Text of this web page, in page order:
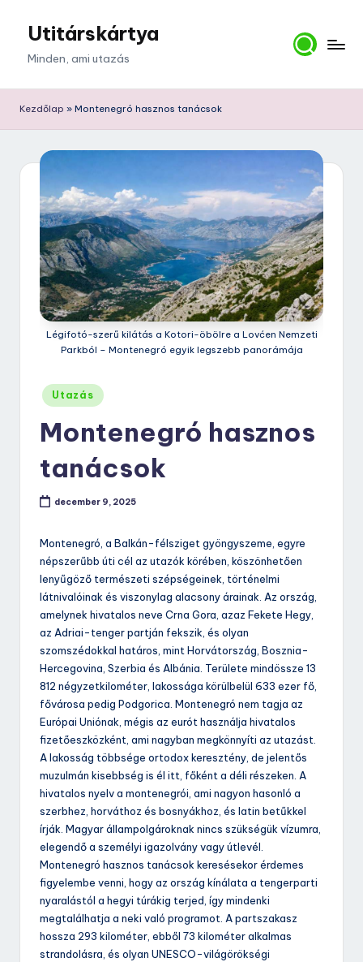
Utitárskártya
Minden, ami utazás
Kezdőlap » Montenegró hasznos tanácsok
Légifotó-szerű kilátás a Kotori-öbölre a Lovćen Nemzeti
Parkból – Montenegró egyik legszebb panorámája
Posted
in
Utazás
Montenegró hasznos
tanácsok
december 9, 2025
Montenegró, a Balkán-félsziget gyöngyszeme, egyre
népszerűbb úti cél az utazók körében, köszönhetően
lenyűgöző természeti szépségeinek, történelmi
látnivalóinak és viszonylag alacsony árainak. Az ország,
amelynek hivatalos neve Crna Gora, azaz Fekete Hegy,
az Adriai-tenger partján fekszik, és olyan
szomszédokkal határos, mint Horvátország, Bosznia-
Hercegovina, Szerbia és Albánia. Területe mindössze 13
812 négyzetkilométer, lakossága körülbelül 633 ezer fő,
fővárosa pedig Podgorica. Montenegró nem tagja az
Európai Uniónak, mégis az eurót használja hivatalos
fizetőeszközként, ami nagyban megkönnyíti az utazást.
A lakosság többsége ortodox keresztény, de jelentős
muzulmán kisebbség is él itt, főként a déli részeken. A
hivatalos nyelv a montenegrói, ami nagyon hasonló a
szerbhez, horváthoz és bosnyákhoz, és latin betűkkel
írják. Magyar állampolgároknak nincs szükségük vízumra,
elegendő a személyi igazolvány vagy útlevél.
Montenegró hasznos tanácsok keresésekor érdemes
figyelembe venni, hogy az ország kínálata a tengerparti
nyaralástól a hegyi túrákig terjed, így mindenki
megtalálhatja a neki való programot. A partszakasz
hossza 293 kilométer, ebből 73 kilométer alkalmas
strandolásra, és olyan UNESCO-világörökségi